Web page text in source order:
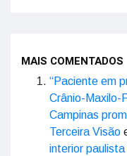
MAIS COMENTADOS
“Paciente em
Crânio-Maxilo-
Campinas
Terceira Visão
interior